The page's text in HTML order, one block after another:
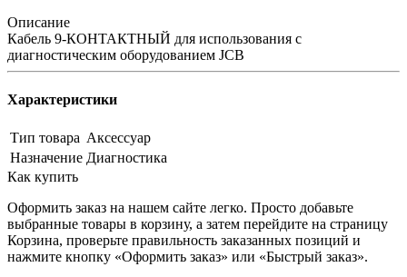
Описание
Кабель 9-КОНТАКТНЫЙ для использования с
диагностическим оборудованием JCB
Характеристики
Тип товара Аксессуар
Назначение Диагностика
Как купить
Оформить заказ на нашем сайте легко. Просто добавьте
выбранные товары в корзину, а затем перейдите на страницу
Корзина, проверьте правильность заказанных позиций и
нажмите кнопку «Оформить заказ» или «Быстрый заказ».